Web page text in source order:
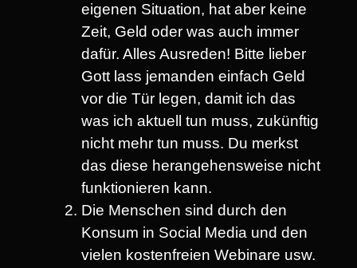
eigenen Situation, hat aber keine
Zeit, Geld oder was auch immer
dafür. Alles Ausreden! Bitte lieber
Gott lass jemanden einfach Geld
vor die Tür legen, damit ich das
was ich aktuell tun muss, zukünftig
nicht mehr tun muss. Du merkst
das diese herangehensweise nicht
funktionieren kann.
Die Menschen sind durch den
Konsum in Social Media und den
vielen kostenfreien Webinare usw.